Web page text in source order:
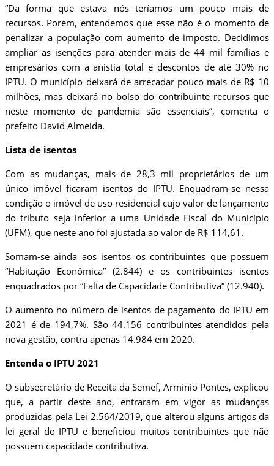
“Da forma que estava nós teríamos um pouco mais de
recursos. Porém, entendemos que esse não é o momento de
penalizar a população com aumento de imposto. Decidimos
ampliar as isenções para atender mais de 44 mil famílias e
empresários com a anistia total e descontos de até 30% no
IPTU. O município deixará de arrecadar pouco mais de R$ 10
milhões, mas deixará no bolso do contribuinte recursos que
neste momento de pandemia são essenciais”, comenta o
prefeito David Almeida.
Lista de isentos
Com as mudanças, mais de 28,3 mil proprietários de um
único imóvel ficaram isentos do IPTU. Enquadram-se nessa
condição o imóvel de uso residencial cujo valor de lançamento
do tributo seja inferior a uma Unidade Fiscal do Município
(UFM), que neste ano foi ajustada ao valor de R$ 114,61.
Somam-se ainda aos isentos os contribuintes que possuem
“Habitação Econômica” (2.844) e os contribuintes isentos
enquadrados por “Falta de Capacidade Contributiva” (12.940).
O aumento no número de isentos de pagamento do IPTU em
2021 é de 194,7%. São 44.156 contribuintes atendidos pela
nova gestão, contra apenas 14.984 em 2020.
Entenda o IPTU 2021
O subsecretário de Receita da Semef, Armínio Pontes, explicou
que, a partir deste ano, entraram em vigor as mudanças
produzidas pela Lei 2.564/2019, que alterou alguns artigos da
lei geral do IPTU e beneficiou muitos contribuintes que não
possuem capacidade contributiva.